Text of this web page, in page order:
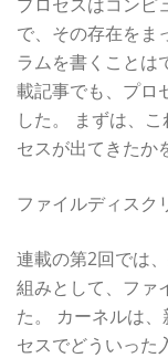
で、その存在をま
ラムを書くことは
載記事でも、プロ
した。 まずは、
セスが出てきたか
ファイルディスク
連載の第2回では
組みとして、ファ
た。 カーネルは
セスでどういった